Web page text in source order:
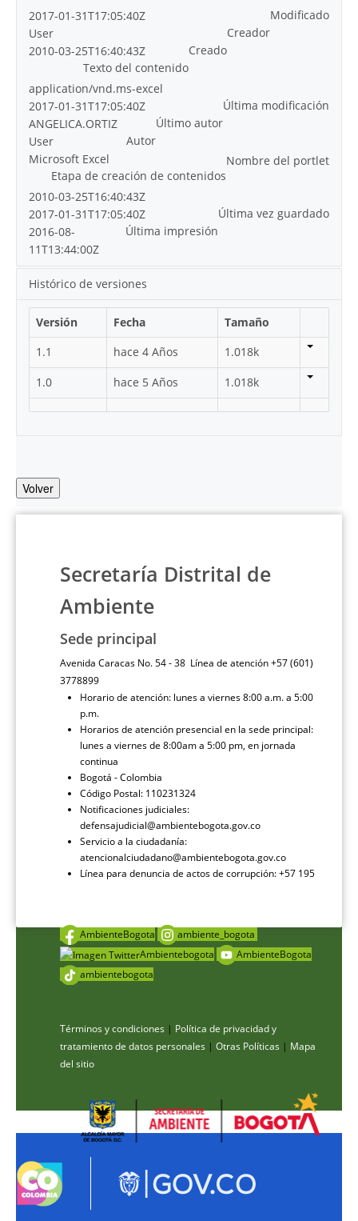
Modificado
2017-01-31T17:05:40Z
Creador
User
Creado
2010-03-25T16:40:43Z
Texto del contenido
application/vnd.ms-excel
Última modificación
2017-01-31T17:05:40Z
Último autor
ANGELICA.ORTIZ
Autor
User
Nombre del portlet
Microsoft Excel
Etapa de creación de contenidos
2010-03-25T16:40:43Z
Última vez guardado
2017-01-31T17:05:40Z
Última impresión
2016-08-
11T13:44:00Z
Histórico de versiones
Versión Fecha
Tamaño
1.1
hace 4 Años
1.018k
1.0
hace 5 Años 1.018k
Volver
Secretaría Distrital de
Ambiente
Sede principal
Avenida Caracas No. 54 - 38 Línea de atención +57 (601)
3778899
Horario de atención: lunes a viernes 8:00 a.m. a 5:00
p.m.
Horarios de atención presencial en la sede principal:
lunes a viernes de 8:00am a 5:00 pm, en jornada
continua
Bogotá - Colombia
Código Postal: 110231324
Notificaciones judiciales:
defensajudicial@ambientebogota.gov.co
Servicio a la ciudadanía:
atencionalciudadano@ambientebogota.gov.co
Línea para denuncia de actos de corrupción: +57 195
AmbienteBogota
ambiente_bogota
Ambientebogota
AmbienteBogota
ambientebogota
Términos y condiciones | Política de privacidad y
tratamiento de datos personales | Otras Políticas | Mapa
del sitio